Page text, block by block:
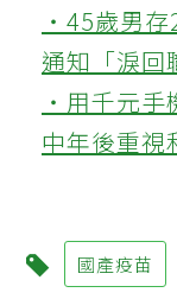
‧45歲男存
通知「淚回
‧用千元手
中年後重視
國產疫苗